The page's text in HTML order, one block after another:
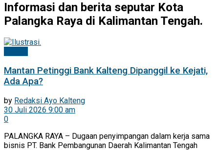
Informasi dan berita seputar Kota
Palangka Raya di Kalimantan Tengah.
Mantan Petinggi Bank Kalteng Dipanggil ke Kejati,
Ada Apa?
by Redaksi Ayo Kalteng
30 Juli 2026 9:00 am
0
PALANGKA RAYA – Dugaan penyimpangan dalam kerja sama
bisnis PT. Bank Pembangunan Daerah Kalimantan Tengah